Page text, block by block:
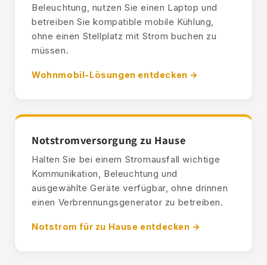
Beleuchtung, nutzen Sie einen Laptop und
betreiben Sie kompatible mobile Kühlung,
ohne einen Stellplatz mit Strom buchen zu
müssen.
Wohnmobil-Lösungen entdecken →
Notstromversorgung zu Hause
Halten Sie bei einem Stromausfall wichtige
Kommunikation, Beleuchtung und
ausgewählte Geräte verfügbar, ohne drinnen
einen Verbrennungsgenerator zu betreiben.
Notstrom für zu Hause entdecken →